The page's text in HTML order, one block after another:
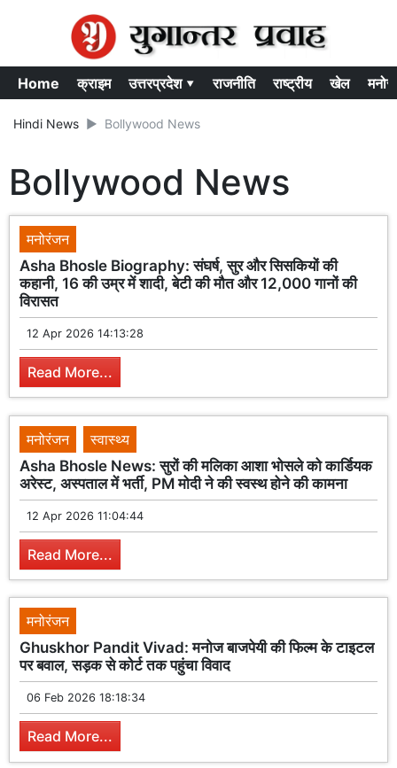
Home क्राइम उत्तरप्रदेश ▾ राजनीति राष्ट्रीय खेल
Hindi News Bollywood News
Bollywood News
मनोरंजन
Asha Bhosle Biography: संघर्ष, सुर और सिसकियों की
कहानी, 16 की उम्र में शादी, बेटी की मौत और 12,000 गानों की
विरासत
12 Apr 2026 14:13:28
Read More...
मनोरंजन
स्वास्थ्य
Asha Bhosle News: सुरों की मलिका आशा भोसले को कार्डियक
अरेस्ट, अस्पताल में भर्ती, PM मोदी ने की स्वस्थ होने की कामना
12 Apr 2026 11:04:44
Read More...
मनोरंजन
Ghuskhor Pandit Vivad: मनोज बाजपेयी की फिल्म के टाइटल
पर बवाल, सड़क से कोर्ट तक पहुंचा विवाद
06 Feb 2026 18:18:34
Read More...